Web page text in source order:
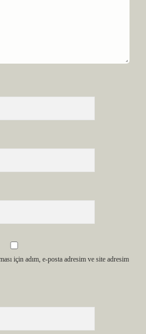
için adım, e-posta adresim ve site adresim